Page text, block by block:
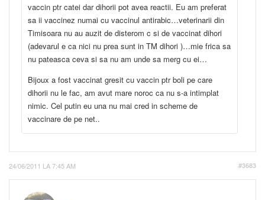
vaccin ptr catei dar dihorii pot avea reactii. Eu am preferat
sa ii vaccinez numai cu vaccinul antirabic…veterinarii din
Timisoara nu au auzit de disterom c si de vaccinat dihori
(adevarul e ca nici nu prea sunt in TM dihori )…mie frica sa
nu pateasca ceva si sa nu am unde sa merg cu ei…
Bijoux a fost vaccinat gresit cu vaccin ptr boli pe care
dihorii nu le fac, am avut mare noroc ca nu s-a intimplat
nimic. Cel putin eu una nu mai cred in scheme de
vaccinare de pe net..
24/06/2011 LA 7:45 AM #3683